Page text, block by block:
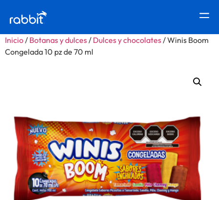
Inicio/ Botanas y dulces/ Dulces y chocolates/ Winis Boom
Congelada 10 pz de 70 ml